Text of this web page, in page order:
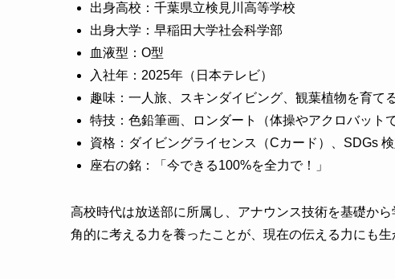
出身高校：千葉県立検見川高等学校
出身大学：早稲田大学社会科学部
血液型：O型
入社年：2025年（日本テレビ）
趣味：一人旅、スキンダイビング、観葉植物を育て
特技：色鉛筆画、ロンダート（体操やアクロバット
資格：ダイビングライセンス（Cカード）、SDGs
座右の銘：「今できる100%を全力で！」
高校時代は放送部に所属し、アナウンス技術を基礎か
角的に考える力を養ったことが、現在の伝える力にも生